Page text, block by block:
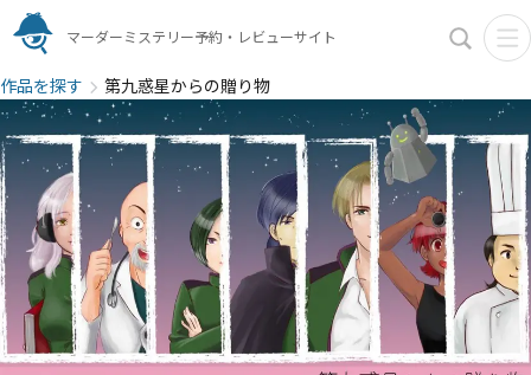
マーダーミステリー予約・レビューサイト
作品を探す 第九惑星からの贈り物